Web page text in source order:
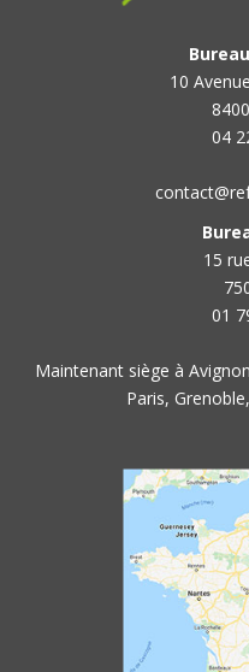
10
04
15
01
Maintenant siège à
Paris,